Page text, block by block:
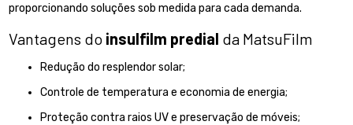
proporcionando soluções sob medida para cada demanda.
Vantagens do insulfilm predial da MatsuFilm
Redução do resplendor solar;
Controle de temperatura e economia de energia;
Proteção contra raios UV e preservação de móveis;